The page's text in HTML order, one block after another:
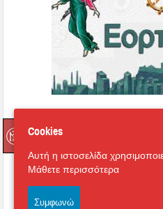
Cookies
Αυτή η ιστοσελίδα
Μάθετε περισσότερα
Συμφωνώ